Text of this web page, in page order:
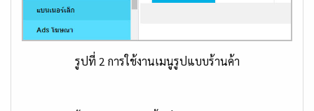
รูปที่ 2 การใช้งานเมนูรูปแบบร้านค้า